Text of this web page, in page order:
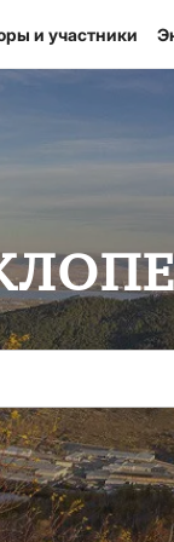
и участники